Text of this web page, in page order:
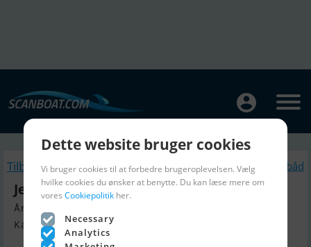
Tilbage Lignende Motorbåd
Jeanneau Merry Fisher 695 S2
Årgang 2022, Motorbåd til salg
Kan Hjemtages, Danmark
Dette website bruger cookies
Vi bruger cookies til at forbedre brugeroplevelsen. Vælg
hvilke cookies du ønsker at benytte. Du kan læse mere om
vores Cookiepolitik her.
Necessary
Analytics